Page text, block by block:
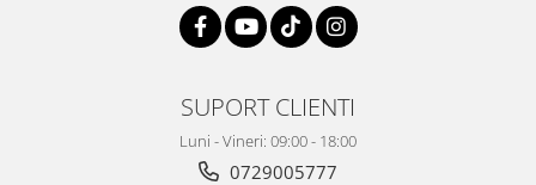
SUPORT CLIENTI
Luni - Vineri: 09:00 - 18:00
0729005777